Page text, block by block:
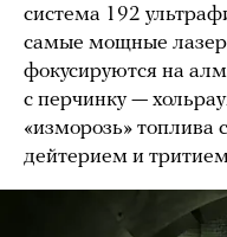
система 192
самые мощные
фокусируются на
с перчинку —
«изморозь» топлива
дейтерием и